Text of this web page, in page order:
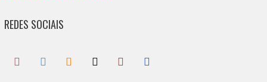
REDES SOCIAIS